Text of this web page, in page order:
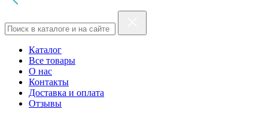
Каталог
Все товары
О нас
Контакты
Доставка и оплата
Отзывы